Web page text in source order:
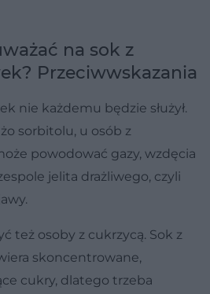
na sok z
Przeciwwskazania
nie każdemu będzie służył.
sorbitolu, u osób z
powodować gazy, wzdęcia
jelita drażliwego, czyli
też osoby z cukrzycą. Sok z
skoncentrowane,
cukry, dlatego trzeba